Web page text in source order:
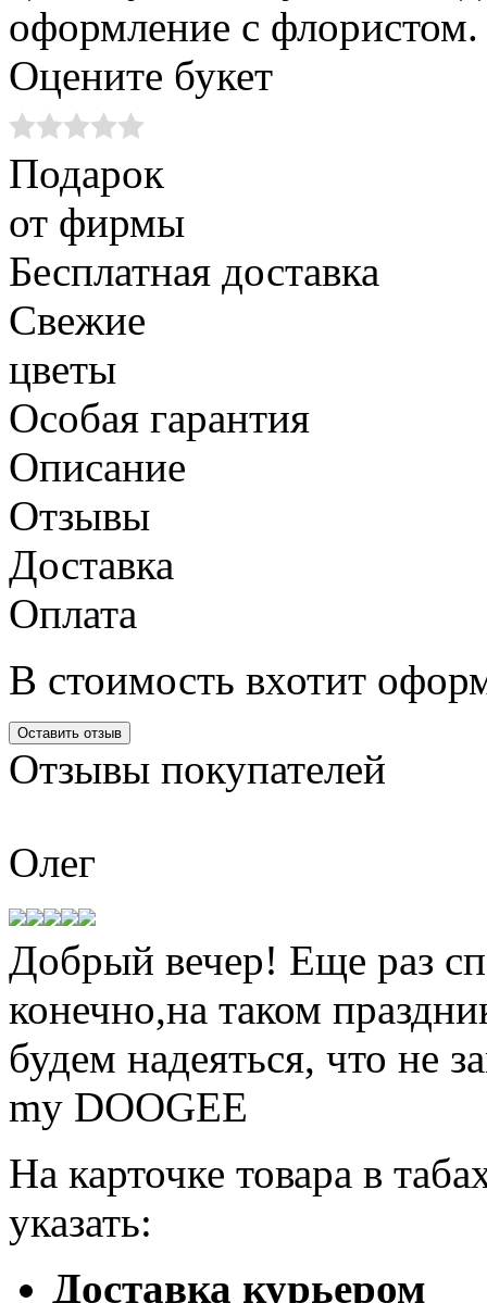
оформление с флористом.
Оцените букет
Подарок
от фирмы
Бесплатная доставка
Свежие
цветы
Особая гарантия
Описание
Отзывы
Доставка
Оплата
В стоимость вхотит
Оставить отзыв
Отзывы покупателей
Олег
Добрый вечер! Еще раз
конечно,на таком
будем надеяться, что не
my DOOGEE
На карточке товара в
указать:
Доставка курьером